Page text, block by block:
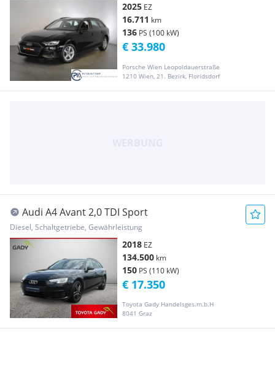
2025 EZ
16.711 km
136 PS (100 kW)
Porsche Wien Leopoldauerstraße
1210 Wien, 21. Bezirk, Floridsdorf
€ 33.980
Audi A4 Avant 2,0 TDI Sport
Diesel, Schaltgetriebe, Gewährleistung
2018 EZ
134.500 km
150 PS (110 kW)
Toyota Gady Handelsges.m.b.H
8041 Graz
€ 17.350